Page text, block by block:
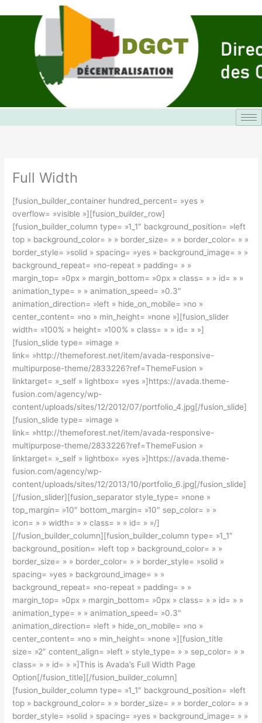
au
Full Width
[fusion_builder_container hundred_percent= »yes »
overflow= »visible »][fusion_builder_row]
[fusion_builder_column type= »1_1″ background_position= »left
top » background_color= » » border_size= » » border_color= » »
border_style= »solid » spacing= »yes » background_image= » »
background_repeat= »no-repeat » padding= » »
margin_top= »0px » margin_bottom= »0px » class= » » id= » »
animation_type= » » animation_speed= »0.3″
animation_direction= »left » hide_on_mobile= »no »
center_content= »no » min_height= »none »][fusion_slider
width= »100% » height= »100% » class= » » id= » »]
[fusion_slide type= »image »
link= »http://themeforest.net/item/avada-responsive-
multipurpose-theme/2833226?ref=ThemeFusion »
linktarget= »_self » lightbox= »yes »]https://avada.theme-
fusion.com/agency/wp-
content/uploads/sites/12/2012/07/portfolio_4.jpg[/fusion_slide]
[fusion_slide type= »image »
link= »http://themeforest.net/item/avada-responsive-
multipurpose-theme/2833226?ref=ThemeFusion »
linktarget= »_self » lightbox= »yes »]https://avada.theme-
fusion.com/agency/wp-
content/uploads/sites/12/2013/10/portfolio_6.jpg[/fusion_slide]
[/fusion_slider][fusion_separator style_type= »none »
top_margin= »10″ bottom_margin= »10″ sep_color= » »
icon= » » width= » » class= » » id= » »/]
[/fusion_builder_column][fusion_builder_column type= »1_1″
background_position= »left top » background_color= » »
border_size= » » border_color= » » border_style= »solid »
spacing= »yes » background_image= » »
background_repeat= »no-repeat » padding= » »
margin_top= »0px » margin_bottom= »0px » class= » » id= » »
animation_type= » » animation_speed= »0.3″
animation_direction= »left » hide_on_mobile= »no »
center_content= »no » min_height= »none »][fusion_title
size= »2″ content_align= »left » style_type= » » sep_color= » »
class= » » id= » »]This is Avada’s Full Width Page
Option[/fusion_title][/fusion_builder_column]
[fusion_builder_column type= »1_1″ background_position= »left
top » background_color= » » border_size= » » border_color= » »
border_style= »solid » spacing= »yes » background_image= » »